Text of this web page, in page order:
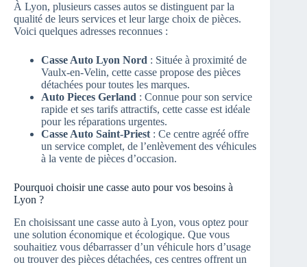
À Lyon, plusieurs casses autos se distinguent par la
qualité de leurs services et leur large choix de pièces.
Voici quelques adresses reconnues :
Casse Auto Lyon Nord : Située à proximité de
Vaulx-en-Velin, cette casse propose des pièces
détachées pour toutes les marques.
Auto Pieces Gerland : Connue pour son service
rapide et ses tarifs attractifs, cette casse est idéale
pour les réparations urgentes.
Casse Auto Saint-Priest : Ce centre agréé offre
un service complet, de l’enlèvement des véhicules
à la vente de pièces d’occasion.
Pourquoi choisir une casse auto pour vos besoins à
Lyon ?
En choisissant une casse auto à Lyon, vous optez pour
une solution économique et écologique. Que vous
souhaitiez vous débarrasser d’un véhicule hors d’usage
ou trouver des pièces détachées, ces centres offrent un